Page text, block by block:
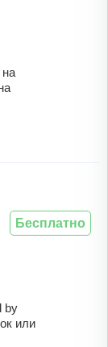
by
или
Бесплатно